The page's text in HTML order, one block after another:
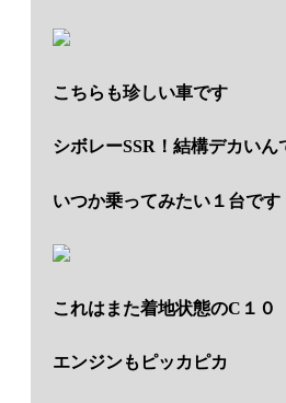
こちらも珍しい車です
シボレーSSR！結構デカいん
いつか乗ってみたい１台です
これはまた着地状態のC１０
エンジンもピッカピカ